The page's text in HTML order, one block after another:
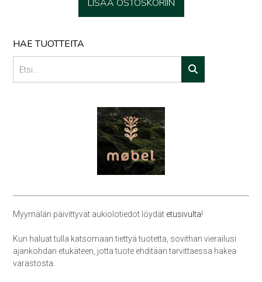
LISÄÄ OSTOSKORIIN
HAE TUOTTEITA
Myymälän päivittyvät aukiolotiedot löydät etusivulta!
Kun haluat tulla katsomaan tiettyä tuotetta, sovithan vierailusi
ajankohdan etukäteen, jotta tuote ehditään tarvittaessa hakea
varastosta.